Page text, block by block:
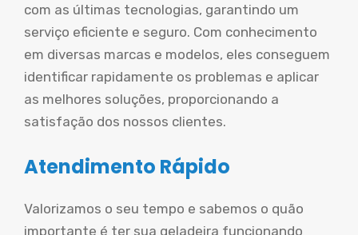
com as últimas tecnologias, garantindo um
serviço eficiente e seguro. Com conhecimento
em diversas marcas e modelos, eles conseguem
identificar rapidamente os problemas e aplicar
as melhores soluções, proporcionando a
satisfação dos nossos clientes.
Atendimento Rápido
Valorizamos o seu tempo e sabemos o quão
importante é ter sua geladeira funcionando